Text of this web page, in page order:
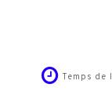
Temps de